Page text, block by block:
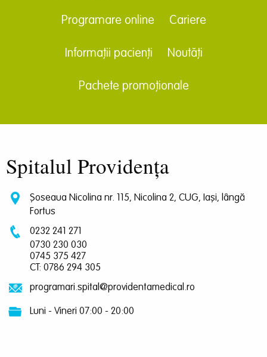
Programare online Cariere
Informații pacienți Noutăți
Pachete promoționale
Spitalul Providența
Șoseaua Nicolina nr. 115, Nicolina 2, CUG, Iași, lângă
Fortus
0232 241 271
0730 230 030
0745 375 427
CT: 0786 294 305
programari.spital@providentamedical.ro
Luni - Vineri 07:00 - 20:00